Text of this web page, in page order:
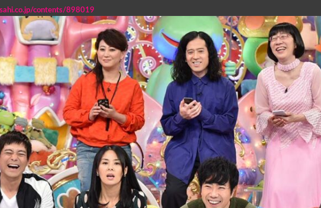
contents/898019